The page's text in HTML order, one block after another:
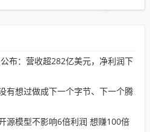
布：营收超282亿美元，净利润下
有想过做成下一个字节、下一个腾
源模型不影响6倍利润 想赚100倍